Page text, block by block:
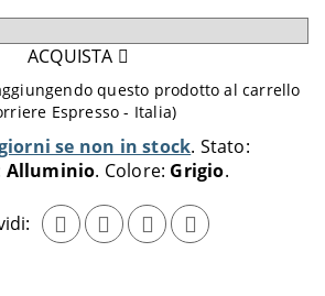
se non in stock Stato:
Alluminio Colore: Grigio
ACQUISTA
questo prodotto al carrello
Espresso - Italia)